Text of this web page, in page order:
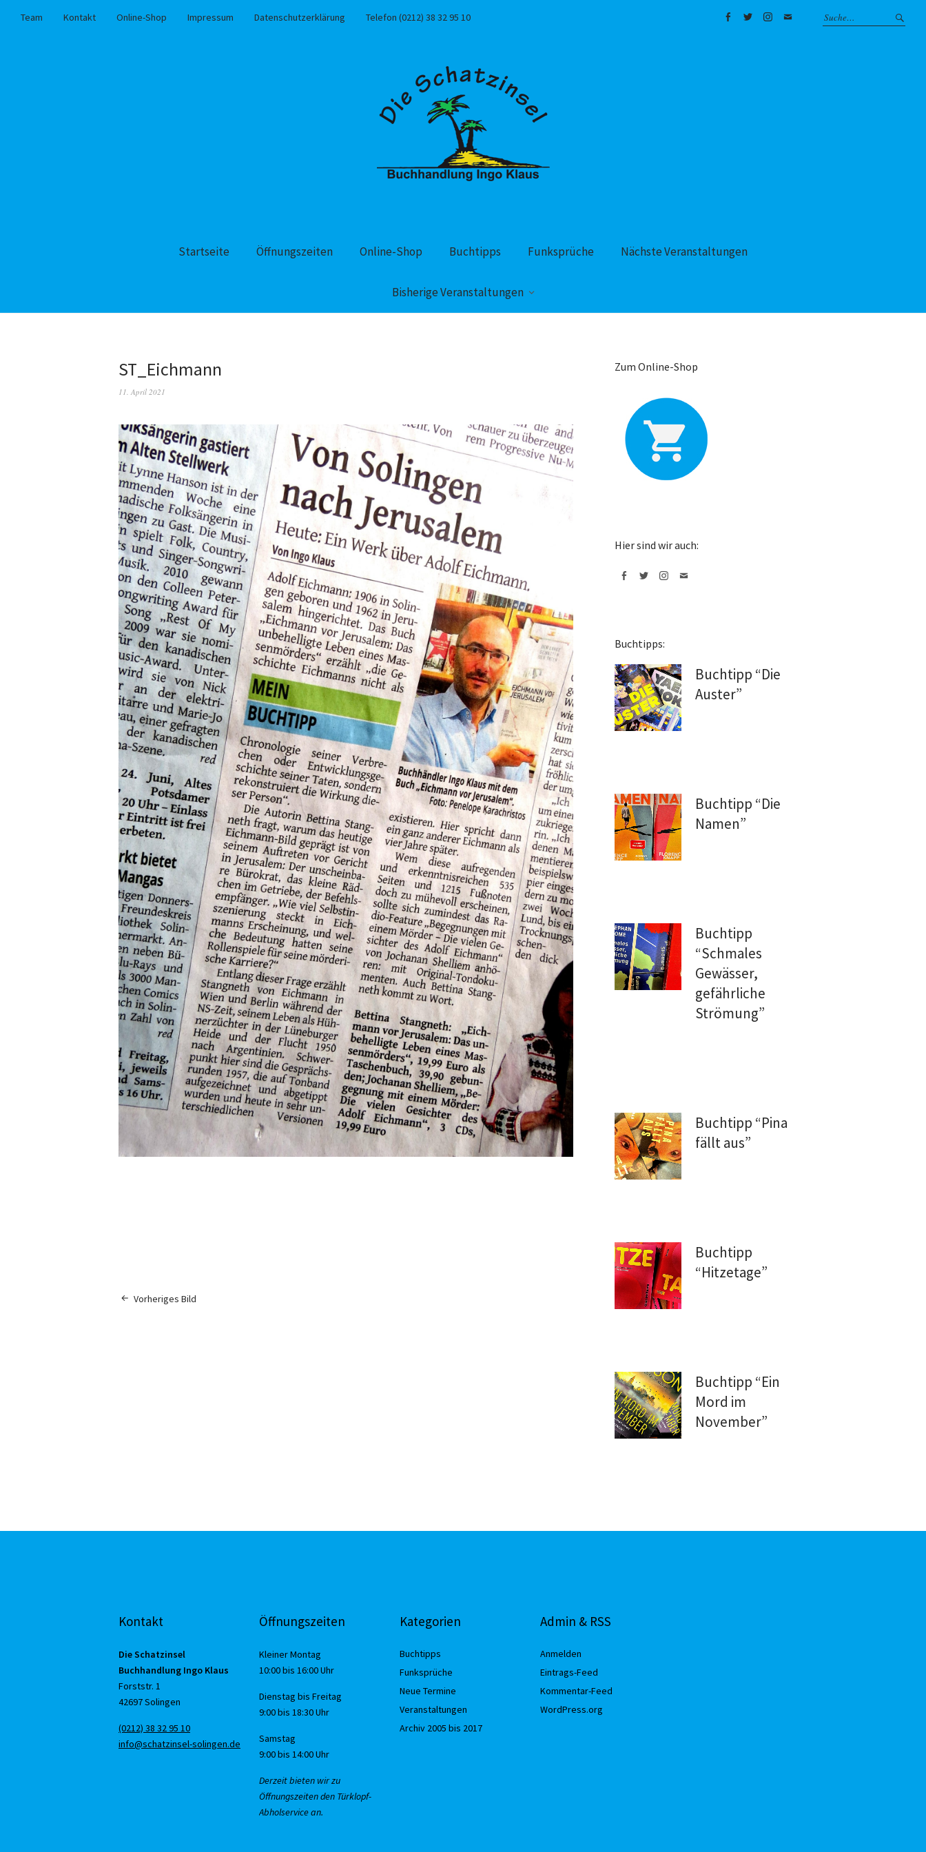
Team Kontakt Online-Shop Impressum Datenschutzerklärung
Telefon (0212) 38 32 95 10
Startseite Öffnungszeiten Online-Shop Buchtipps Funksprüche Nächste Veranstaltungen
Bisherige Veranstaltungen
ST_Eichmann
11. April 2021
Vorheriges Bild
Zum Online-Shop
Hier sind wir auch:
Buchtipps:
Buchtipp “Die
Auster”
Buchtipp “Die
Namen”
Buchtipp
“Schmales
Gewässer,
gefährliche
Strömung”
Buchtipp “Pina
fällt aus”
Buchtipp
“Hitzetage”
Buchtipp “Ein
Mord im
November”
Kontakt
Die Schatzinsel
Buchhandlung Ingo Klaus
Forststr. 1
42697 Solingen
(0212) 38 32 95 10
info@schatzinsel-solingen.de
Öffnungszeiten
Kleiner Montag
10:00 bis 16:00 Uhr
Dienstag bis Freitag
9:00 bis 18:30 Uhr
Samstag
9:00 bis 14:00 Uhr
Derzeit bieten wir zu
Öffnungszeiten den Türklopf-
Abholservice an.
Kategorien
Buchtipps
Funksprüche
Neue Termine
Veranstaltungen
Archiv 2005 bis 2017
Admin & RSS
Anmelden
Eintrags-Feed
Kommentar-Feed
WordPress.org